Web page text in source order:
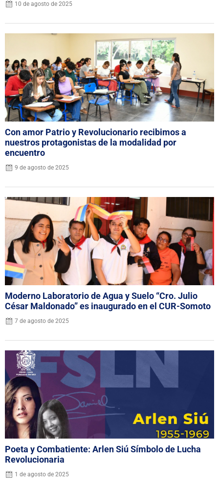
10 de agosto de 2025
Con amor Patrio y Revolucionario recibimos a
nuestros protagonistas de la modalidad por
encuentro
9 de agosto de 2025
Moderno Laboratorio de Agua y Suelo “Cro. Julio
César Maldonado” es inaugurado en el CUR-Somoto
7 de agosto de 2025
Poeta y Combatiente: Arlen Siú Símbolo de Lucha
Revolucionaria
1 de agosto de 2025